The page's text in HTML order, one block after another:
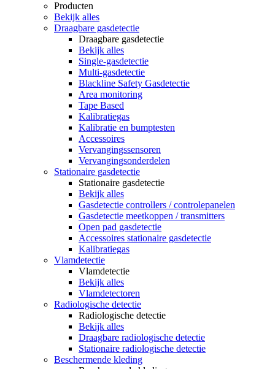
Producten
Bekijk alles
Draagbare gasdetectie
Draagbare gasdetectie
Bekijk alles
Single-gasdetectie
Multi-gasdetectie
Blackline Safety Gasdetectie
Area monitoring
Tape Based
Kalibratiegas
Kalibratie en bumptesten
Accessoires
Vervangingssensoren
Vervangingsonderdelen
Stationaire gasdetectie
Stationaire gasdetectie
Bekijk alles
Gasdetectie controllers / controlepanelen
Gasdetectie meetkoppen / transmitters
Open pad gasdetectie
Accessoires stationaire gasdetectie
Kalibratiegas
Vlamdetectie
Vlamdetectie
Bekijk alles
Vlamdetectoren
Radiologische detectie
Radiologische detectie
Bekijk alles
Draagbare radiologische detectie
Stationaire radiologische detectie
Beschermende kleding